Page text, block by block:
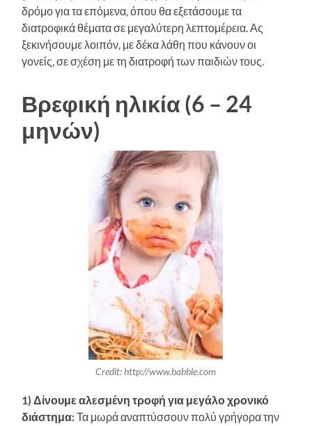
δρόμο για τα επόμενα, όπου θα εξετάσουμε τα
διατροφικά θέματα σε μεγαλύτερη λεπτομέρεια. Ας
ξεκινήσουμε λοιπόν, με δέκα λάθη που κάνουν οι
γονείς, σε σχέση με τη διατροφή των παιδιών τους.
Βρεφική ηλικία (6 – 24
μηνών)
Credit: http://www.babble.com
1) Δίνουμε αλεσμένη τροφή για μεγάλο χρονικό
διάστημα:Τα μωρά αναπτύσσουν πολύ γρήγορα την